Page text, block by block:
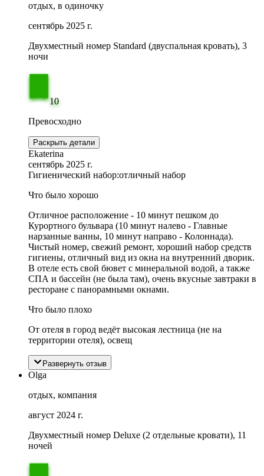
отдых, в одиночку
сентябрь 2025 г.
Двухместный номер Standard (двуспальная кровать), 3
ночи
10
Превосходно
Раскрыть детали
Ekaterina
сентябрь 2025 г.
Гигиенический набор:отличный набор
Что было хорошо
Отличное расположение - 10 минут пешком до
Курортного бульвара (10 минут налево - Главные
нарзанные ванны, 10 минут направо - Колоннада).
Чистый номер, свежий ремонт, хороший набор средств
гигиены, отличный вид из окна на внутренний дворик.
В отеле есть свой бювет с минеральной водой, а также
СПА и бассейн (не была там), очень вкусные завтраки в
ресторане с панорамными окнами.
Что было плохо
От отеля в город ведёт высокая лестница (не на
территории отеля), освещ
Развернуть отзыв
Olga
отдых, компания
август 2024 г.
Двухместный номер Deluxe (2 отдельные кровати), 11
ночей